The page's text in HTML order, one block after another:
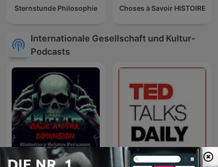
Sternstunde Philosophie Choses à Savoir HISTOIRE
Internationale Gesellschaft und Kultur-
Podcasts